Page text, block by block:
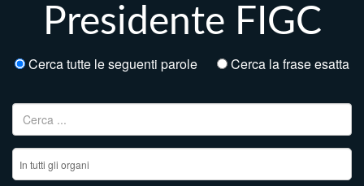
Presidente FIGC
Cerca tutte le seguenti parole Cerca la frase esatta
Ricerca per: